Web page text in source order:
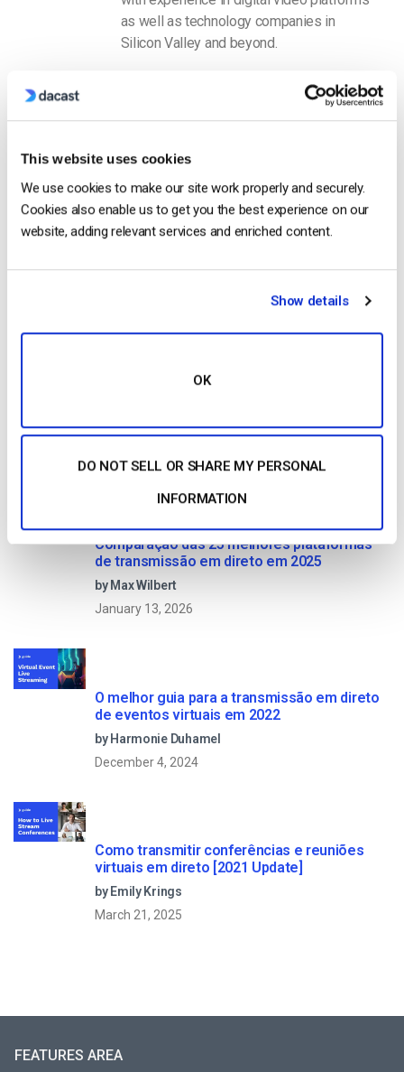
This website uses cookies
We use cookies to make our site work properly and securely.
Cookies also enable us to get you the best experience on our
website, adding relevant services and enriched content.
Show details
OK
DO NOT SELL OR SHARE MY PERSONAL
INFORMATION
as well as technology companies in
Silicon Valley and beyond.
Free 14-Day Trial
Get Started!
Read Next
Comparação das 25 melhores plataformas
de transmissão em direto em 2025
by Max Wilbert
January 13, 2026
O melhor guia para a transmissão em direto
de eventos virtuais em 2022
by Harmonie Duhamel
December 4, 2024
Como transmitir conferências e reuniões
virtuais em direto [2021 Update]
by Emily Krings
March 21, 2025
FEATURES AREA